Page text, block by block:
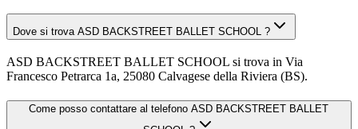
Dove si trova ASD BACKSTREET BALLET SCHOOL ?
ASD BACKSTREET BALLET SCHOOL si trova in Via
Francesco Petrarca 1a, 25080 Calvagese della Riviera (BS).
Come posso contattare al telefono ASD BACKSTREET BALLET